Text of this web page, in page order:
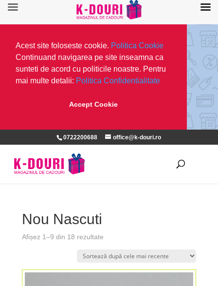
Acest site foloseste cookie. Politica Cookie
Continuand navigarea pe site inseamna ca
sunteti de acord cu politicile noastre. Pentru
mai multe detalii: Politica Confidentialitate
Accept Cookie
0722200688 office@k-douri.ro
Nou Nascuti
Afișez 1–9 din 18 rezultate